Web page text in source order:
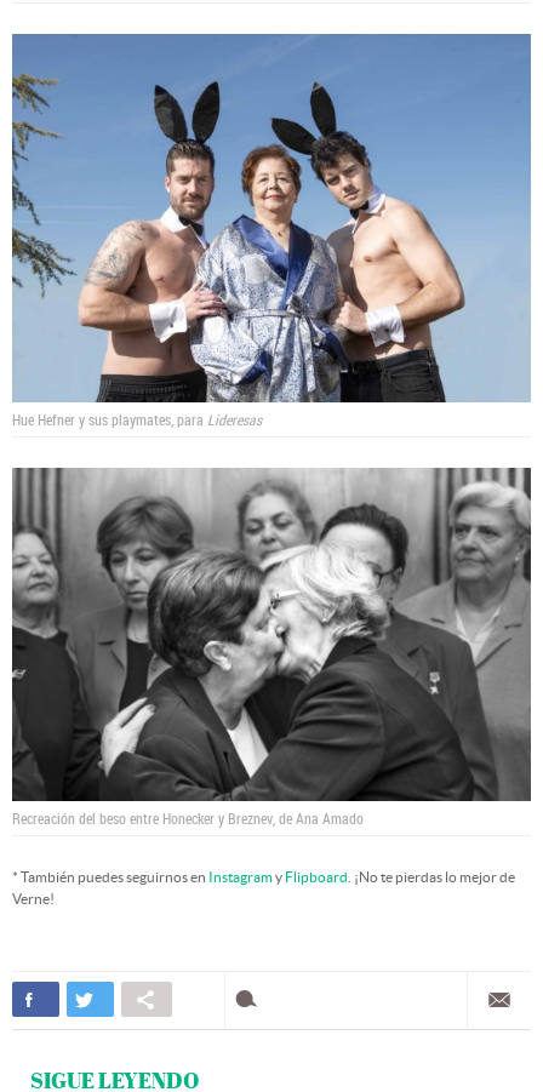
Hue Hefner y sus playmates, para Lideresas
Recreación del beso entre Honecker y Breznev, de Ana Amado
* También puedes seguirnos en Instagramy Flipboard . ¡No te pierdas lo mejor de
Verne!
SIGUE LEYENDO